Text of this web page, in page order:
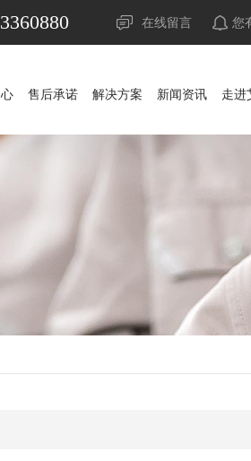
在线留言 您
UPS电源 山特UPS电源
科士达UPS电源
维谛艾默生精密空调
稳压器
售后承诺
售后承诺
解决方案
解决方案
新闻资讯
新闻资讯
公司新闻 公司新
时事聚焦 时事聚
其他
走进
走进